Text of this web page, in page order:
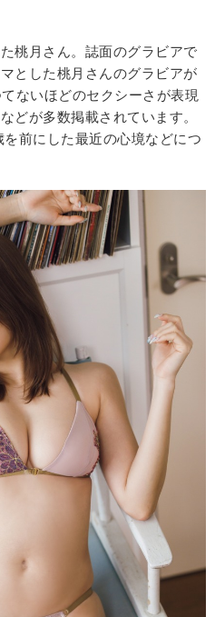
桃月さん。誌面のグラビアで
とした桃月さんのグラビアが
ないほどのセクシーさが表現
どが多数掲載されています。
前にした最近の心境などにつ